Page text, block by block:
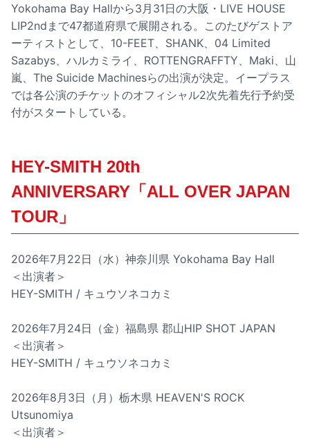
Yokohama Bay Hallから3月31日の大阪・LIVE HOUSE
LIP2ndまで47都道府県で展開される。このたびゲストア
ーティストとして、10-FEET、SHANK​、04 Limited
Sazabys​、ハルカミライ、ROTTENGRAFFTY​、Maki、山
嵐、The Suicide Machinesらの出演が決定。イープラス
では各公演のチケットのオフィシャル2次先着先行予約受
付がスタートしている。
HEY-SMITH 20th
ANNIVERSARY「ALL OVER JAPAN
TOUR」
2026年7月22日（水）神奈川県 Yokohama Bay Hall
＜出演者＞
HEY-SMITH / キュウソネコカミ
2026年7月24日（金）福島県 郡山HIP SHOT JAPAN
＜出演者＞
HEY-SMITH / キュウソネコカミ
2026年8月3日（月）栃木県 HEAVEN'S ROCK
Utsunomiya
＜出演者＞